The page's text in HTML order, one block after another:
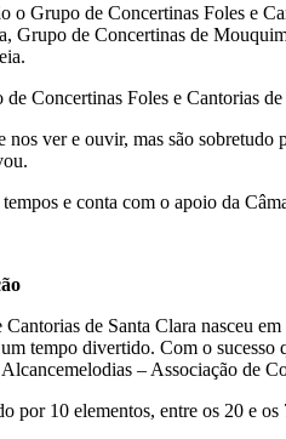
o Grupo de Concertinas Foles e
Grupo de Concertinas de
Concertinas Foles e Cantorias
ver e ouvir, mas são sobretudo
e conta com o apoio da
de Santa Clara nasceu
tempo divertido. Com o
– Associação de
por 10 elementos, entre os 20 e